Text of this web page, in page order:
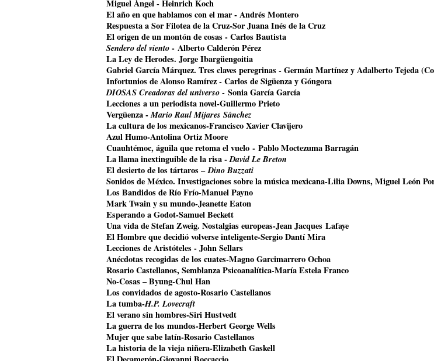
Miguel Ángel - Heinrich Koch
El año en que hablamos con el mar - Andrés Montero
Respuesta a Sor Filotea de la Cruz-Sor Juana Inés de la Cruz
El origen de un montón de cosas - Carlos Bautista
Sendero del viento- Alberto Calderón Pérez
La Ley de Herodes. Jorge Ibargüengoitia
Gabriel García Márquez. Tres claves peregrinas - Germán Martínez y Adalberto Tejeda
Infortunios de Alonso Ramírez - Carlos de Sigüenza y Góngora
DIOSAS Creadoras del universo- Sonia García García
Lecciones a un periodista novel-Guillermo Prieto
Vergüenza -Mario Raul Mijares Sánchez
La cultura de los mexicanos-Francisco Xavier Clavijero
Azul Humo-Antolina Ortiz Moore
Cuauhtémoc, águila que retoma el vuelo - Pablo Moctezuma Barragán
La llama inextinguible de la risa -David Le Breton
El desierto de los tártaros –Dino Buzzati
Sonidos de México. Investigaciones sobre la música mexicana-Lilia Downs, Miguel León
Los Bandidos de Río Frío-Manuel Payno
Mark Twain y su mundo-Jeanette Eaton
Esperando a Godot-Samuel Beckett
Una vida de Stefan Zweig. Nostalgias europeas-Jean Jacques Lafaye
El Hombre que decidió volverse inteligente-Sergio Dantí Mira
Lecciones de Aristóteles - John Sellars
Anécdotas recogidas de los cuates-Magno Garcimarrero Ochoa
Rosario Castellanos, Semblanza Psicoanalítica-María Estela Franco
No-Cosas – Byung-Chul Han
Los convidados de agosto-Rosario Castellanos
La tumba-H.P. Lovecraft
El verano sin hombres-Siri Hustvedt
La guerra de los mundos-Herbert George Wells
Mujer que sabe latín-Rosario Castellanos
La historia de la vieja niñera-Elizabeth Gaskell